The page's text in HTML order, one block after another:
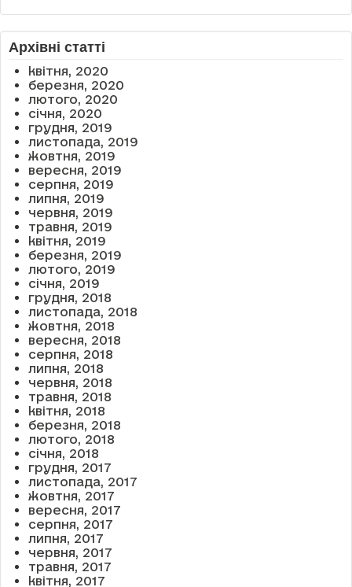
Архівні статті
квітня, 2020
березня, 2020
лютого, 2020
січня, 2020
грудня, 2019
листопада, 2019
жовтня, 2019
вересня, 2019
серпня, 2019
липня, 2019
червня, 2019
травня, 2019
квітня, 2019
березня, 2019
лютого, 2019
січня, 2019
грудня, 2018
листопада, 2018
жовтня, 2018
вересня, 2018
серпня, 2018
липня, 2018
червня, 2018
травня, 2018
квітня, 2018
березня, 2018
лютого, 2018
січня, 2018
грудня, 2017
листопада, 2017
жовтня, 2017
вересня, 2017
серпня, 2017
липня, 2017
червня, 2017
травня, 2017
квітня, 2017